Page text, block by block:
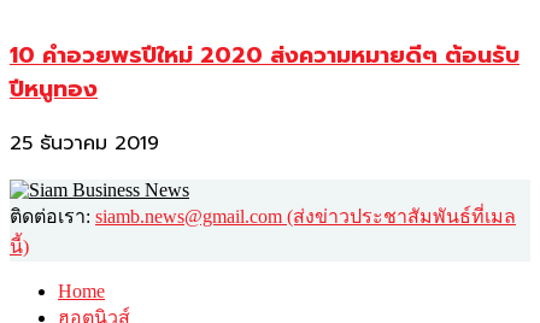
10 คำอวยพรปีใหม่ 2020 ส่งความหมายดีๆ ต้อนรับ
ปีหนูทอง
25 ธันวาคม 2019
ติดต่อเรา: siamb.news@gmail.com (ส่งข่าวประชาสัมพันธ์ที่เมล
นี้)
Home
ฮอตนิวส์